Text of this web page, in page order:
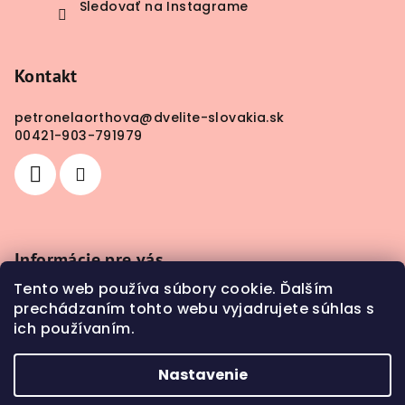
Tento web používa súbory cookie. Ďalším
prechádzaním tohto webu vyjadrujete súhlas s
ich používaním.
Nastavenie
Sledovať na Instagrame
Kontakt
petronelaorthova@dvelite-slovakia.sk
00421-903-791979
Informácie pre vás
Obchodné podmienky
Doprava a platba